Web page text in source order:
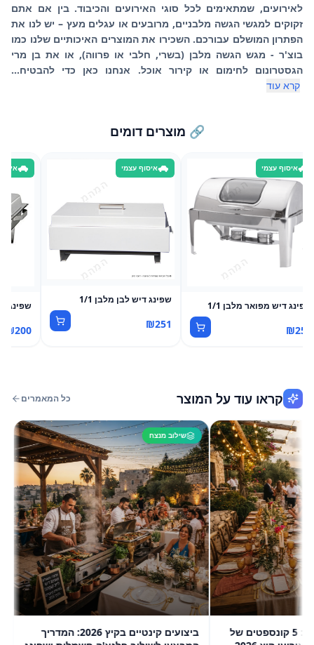
לאירועים, שמתאימים לכל סוגי האירועים והכיבוד. בין אם אתם
זקוקים למגשי הגשה מלבניים, מרובעים או עגלים מעץ – יש לנו את
הפתרון המושלם עבורכם. השכירו את המוצרים האיכותיים שלנו כמו
בוצ'ר - מגש הגשה מלבן (בשרי, חלבי או פרווה), או את בן מרי
הגסטרונום לחימום או קירור אוכל. אנחנו כאן כדי להבטיח...
קרא עוד
🔗 מוצרים דומים
איסוף עצמי
שפינג דיש מפואר מלבן 1/1
₪250
איסוף עצמי
שפינג דיש לבן מלבן 1/1
₪251
שפינג
₪200
קראו עוד על המוצר כל המאמרים
הגאומטריה של החום: 5 קונספטים של
שילוב מנצח
ביצועים קינטיים בקיץ 2026: המדריך